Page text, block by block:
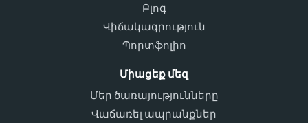
Բլոգ
Վիճակագրություն
Պորտֆոլիո
Միացեք մեզ
Մեր ծառայությունները
Վաճառել ապրանքներ